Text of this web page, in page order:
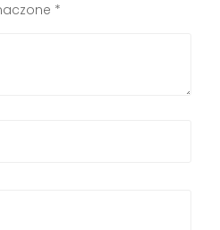
*